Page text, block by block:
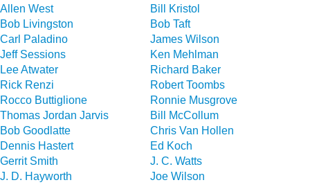
Allen West
Bill Kristol
Bob Livingston
Bob Taft
Carl Paladino
James Wilson
Jeff Sessions
Ken Mehlman
Lee Atwater
Richard Baker
Rick Renzi
Robert Toombs
Rocco Buttiglione
Ronnie Musgrove
Thomas Jordan Jarvis
Bill McCollum
Bob Goodlatte
Chris Van Hollen
Dennis Hastert
Ed Koch
Gerrit Smith
J. C. Watts
J. D. Hayworth
Joe Wilson